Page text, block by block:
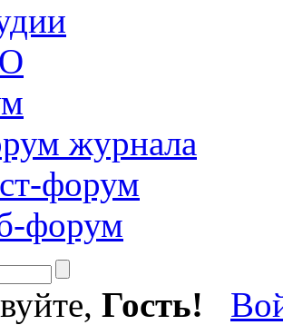
журнала
форум
форум
Гость!